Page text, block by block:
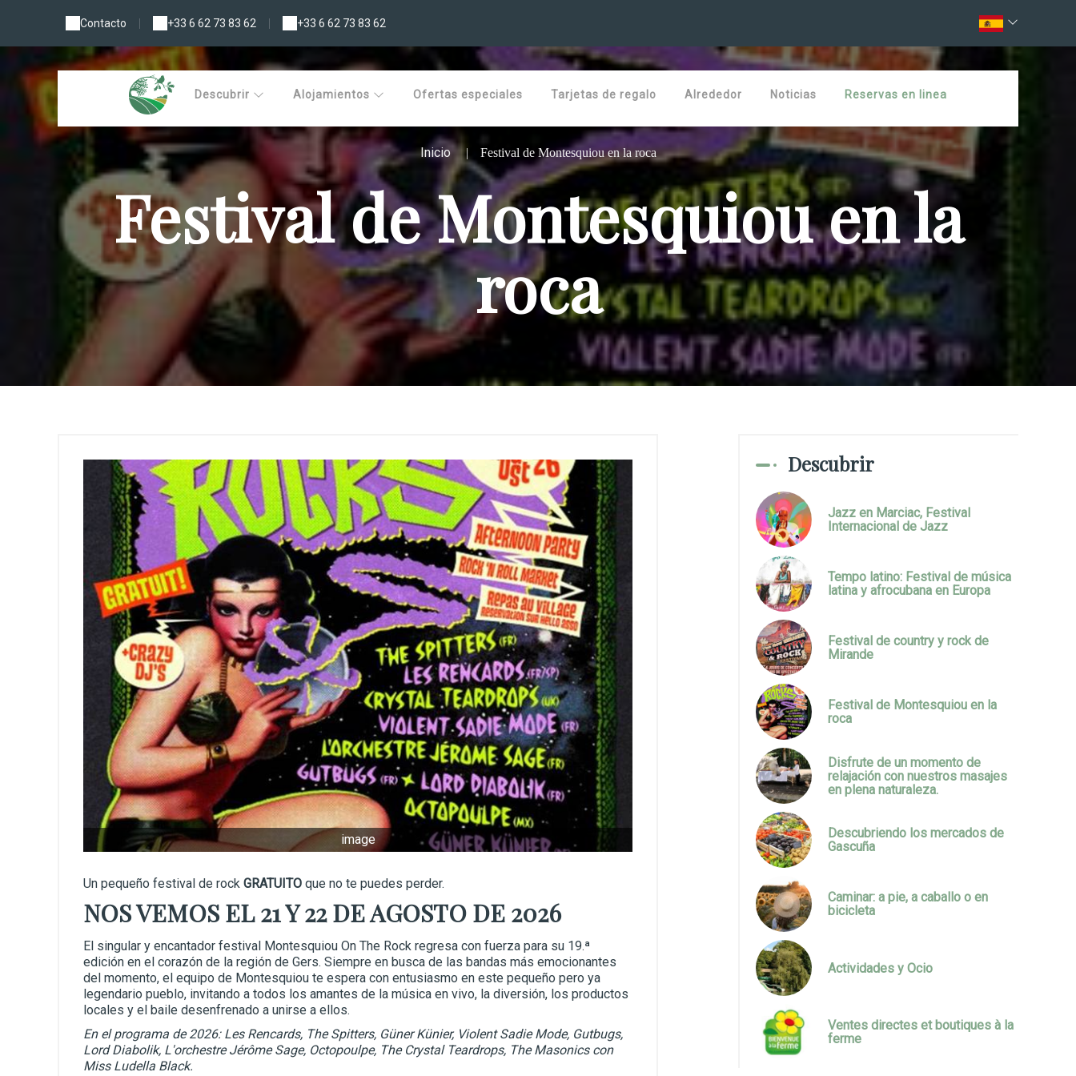
Contacto +33 6 62 73 83 62 +33 6 62 73 83 62
Descubrir Alojamientos Ofertas especiales Tarjetas de regalo Alrededor Noticias Reservas en linea
Inicio Festival de Montesquiou en la roca
Festival de Montesquiou en la
roca
image
Un pequeño festival de rock GRATUITO que no te puedes perder.
NOS VEMOS EL 21 Y 22 DE AGOSTO DE 2026
El singular y encantador festival Montesquiou On The Rock regresa con fuerza para su 19.ª
edición en el corazón de la región de Gers. Siempre en busca de las bandas más emocionantes
del momento, el equipo de Montesquiou te espera con entusiasmo en este pequeño pero ya
legendario pueblo, invitando a todos los amantes de la música en vivo, la diversión, los productos
locales y el baile desenfrenado a unirse a ellos.
En el programa de 2026: Les Rencards, The Spitters, Güner Künier, Violent Sadie Mode, Gutbugs,
Lord Diabolik, L'orchestre Jérôme Sage, Octopoulpe, The Crystal Teardrops, The Masonics con
Miss Ludella Black.
Descubrir
Jazz en Marciac, Festival
Internacional de Jazz
Tempo latino: Festival de música
latina y afrocubana en Europa
Festival de country y rock de
Mirande
Festival de Montesquiou en la
roca
Disfrute de un momento de
relajación con nuestros masajes
en plena naturaleza.
Descubriendo los mercados de
Gascuña
Caminar: a pie, a caballo o en
bicicleta
Actividades y Ocio
Ventes directes et boutiques à la
ferme